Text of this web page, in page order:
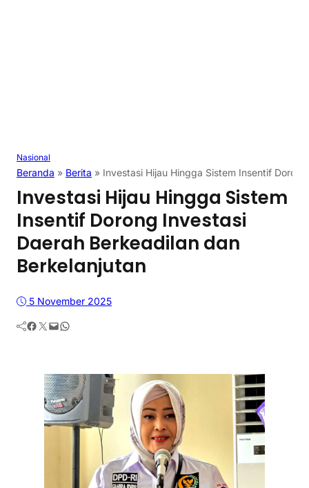
Nasional
Beranda » Berita » Investasi Hijau Hingga Sistem Insentif
Investasi Hijau Hingga Sistem
Insentif Dorong Investasi
Daerah Berkeadilan dan
Berkelanjutan
5 November 2025
Facebook Twitter Mail WhatsApp